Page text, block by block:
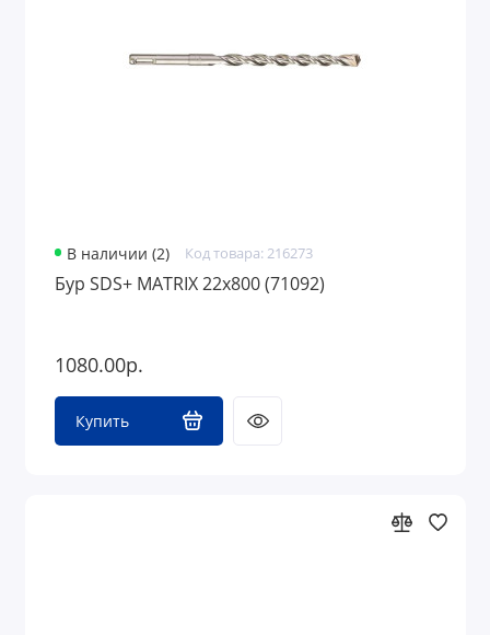
В наличии (2) Код товара: 216273
Бур SDS+ MATRIX 22х800 (71092)
1080.00р.
Купить